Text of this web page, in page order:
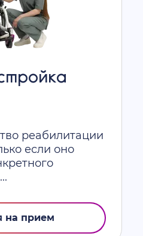
реабилитации
если оно
на прием